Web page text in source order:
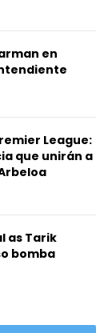
en
League:
que unirán a
as Tarik
bomba